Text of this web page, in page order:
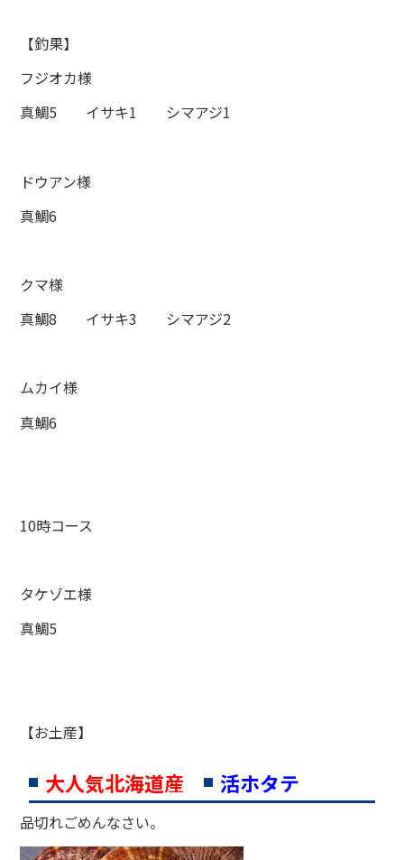
【釣果】
フジオカ様
真鯛5 イサキ1 シマアジ1
ドウアン様
真鯛6
クマ様
真鯛8 イサキ3 シマアジ2
ムカイ様
真鯛6
10時コース
タケゾエ様
真鯛5
【お土産】
大人気北海道産 活ホタテ
品切れごめんなさい。